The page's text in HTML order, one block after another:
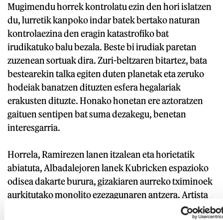
Mugimendu horrek kontrolatu ezin den hori islatzen
du, lurretik kanpoko indar batek bertako naturan
kontrolaezina den eragin katastrofiko bat
irudikatuko balu bezala. Beste bi irudiak paretan
zuzenean sortuak dira. Zuri-beltzaren bitartez, bata
bestearekin talka egiten duten planetak eta zeruko
hodeiak banatzen dituzten esfera hegalariak
erakusten dituzte. Honako honetan ere aztoratzen
gaituen sentipen bat suma dezakegu, benetan
interesgarria.
Horrela, Ramirezen lanen itzalean eta horietatik
abiatuta, Albadalejoren lanek Kubricken espazioko
odisea dakarte burura, gizakiaren aurreko tximinoek
aurkitutako monolito ezezagunaren antzera. Artista
baten lanaren bitartez iristen naiz bigarrenaren